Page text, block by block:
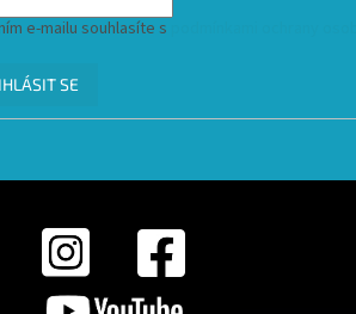
e-mailu souhlasíte s
SE